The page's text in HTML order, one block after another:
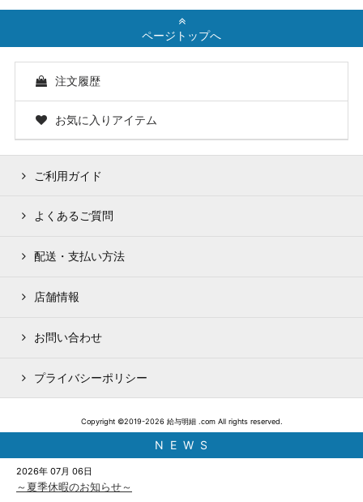
ページトップへ
注文履歴
お気に入りアイテム
ご利用ガイド
よくあるご質問
配送・支払い方法
店舗情報
お問い合わせ
プライバシーポリシー
Copyright ©2019-2026 給与明細 .com All rights reserved.
N E W S
2026年 07月 06日
～夏季休暇のお知らせ～